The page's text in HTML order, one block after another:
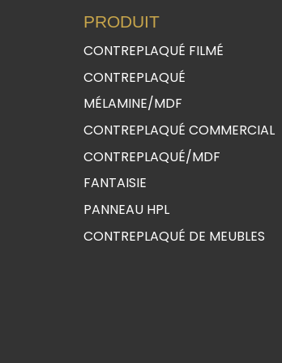
PRODUIT
CONTREPLAQUÉ FILMÉ
CONTREPLAQUÉ
MÉLAMINE/MDF
CONTREPLAQUÉ COMMERCIAL
CONTREPLAQUÉ/MDF
FANTAISIE
PANNEAU HPL
CONTREPLAQUÉ DE MEUBLES